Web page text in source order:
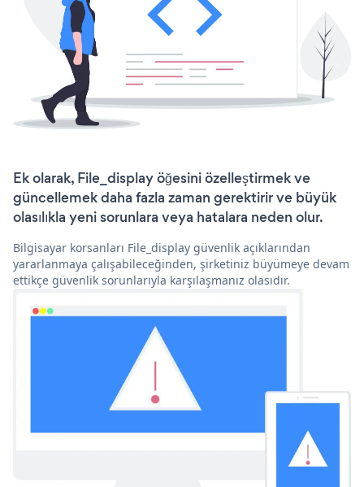
Ek olarak, File_display öğesini özelleştirmek ve
güncellemek daha fazla zaman gerektirir ve büyük
olasılıkla yeni sorunlara veya hatalara neden olur.
Bilgisayar korsanları File_display güvenlik açıklarından
yararlanmaya çalışabileceğinden, şirketiniz büyümeye devam
ettikçe güvenlik sorunlarıyla karşılaşmanız olasıdır.